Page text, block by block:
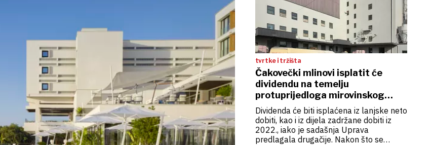
tvrtke i tržišta
Čakovečki mlinovi isplatit će
dividendu na temelju
protuprijedloga mirovinskog
fonda, objavljena ponuda za
preuzimanje
Dividenda će biti isplaćena iz lanjske neto
dobiti, kao i iz dijela zadržane dobiti iz
2022., iako je sadašnja Uprava
predlagala drugačije. Nakon što se